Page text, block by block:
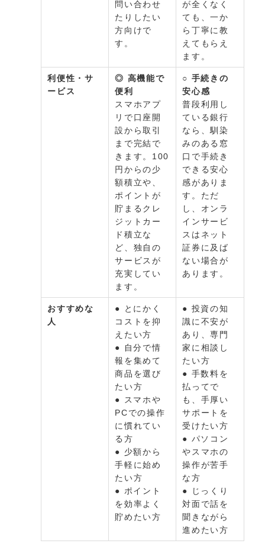
問い合わせ
たりしたい
方向けで
す。
が全くなく
ても、一か
ら丁寧に教
えてもらえ
ます。
利便性・サ
ービス
◎ 高機能で
便利
スマホアプ
リで口座開
設から取引
まで完結で
きます。100
円からの少
額積立や、
ポイントが
貯まるクレ
ジットカー
ド積立な
ど、独自の
サービスが
充実してい
ます。
○ 手続きの
安心感
普段利用し
ている銀行
なら、馴染
みのある窓
口で手続き
できる安心
感がありま
す。ただ
し、オンラ
インサービ
スはネット
証券に及ば
ない場合が
あります。
おすすめな
人
● とにかく
コストを抑
えたい方
● 自分で情
報を集めて
商品を選び
たい方
● スマホや
PCでの操作
に慣れてい
る方
● 少額から
手軽に始め
たい方
● ポイント
を効率よく
貯めたい方
● 投資の知
識に不安が
あり、専門
家に相談し
たい方
● 手数料を
払ってで
も、手厚い
サポートを
受けたい方
● パソコン
やスマホの
操作が苦手
な方
● じっくり
対面で話を
聞きながら
進めたい方